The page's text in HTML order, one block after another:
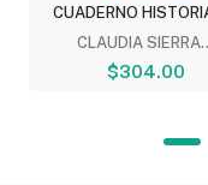
CUADERNO
CLAUDIA
$304.00